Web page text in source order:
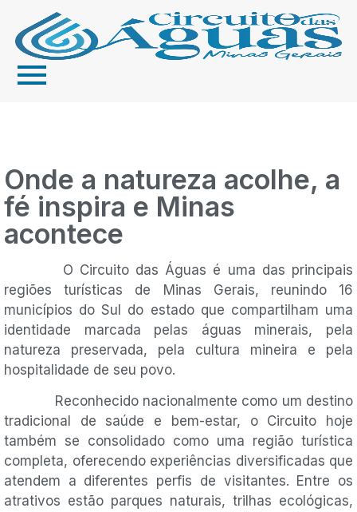
Onde a natureza acolhe, a
fé inspira e Minas
acontece
O Circuito das Águas é uma das principais
regiões turísticas de Minas Gerais, reunindo 16
municípios do Sul do estado que compartilham uma
identidade marcada pelas águas minerais, pela
natureza preservada, pela cultura mineira e pela
hospitalidade de seu povo.
Reconhecido nacionalmente como um destino
tradicional de saúde e bem-estar, o Circuito hoje
também se consolidado como uma região turística
completa, oferecendo experiências diversificadas que
atendem a diferentes perfis de visitantes. Entre os
atrativos estão parques naturais, trilhas ecológicas,